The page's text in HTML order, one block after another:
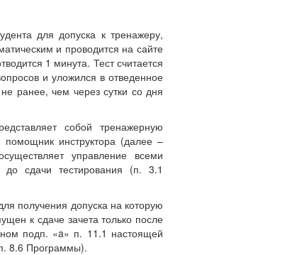
для допуска к тренажеру,
и проводится на сайте
1 минута. Тест считается
и уложился в отведенное
ранее, чем через сутки со дня
собой тренажерную
помощник инструктора (далее –
управление всеми
сдачи тестирования (п. 3.1
получения допуска на которую
к сдаче зачета только после
подп. «a» п. 11.1 настоящей
8.6 Программы).